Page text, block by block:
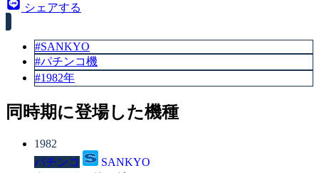
シェアする
#SANKYO
#パチンコ機
#1982年
同時期に登場した機種
1982
パチンコ
SANKYO